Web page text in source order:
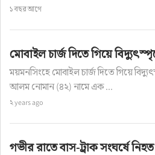
১ বছর আগে
মোবাইল চার্জ দিতে গিয়ে
ময়মনসিংহে মোবাইল চার্জ দিতে গিয়ে
আলম নোমান (৪২) নামে এক ...
২ years ago
গভীর রাতে বাস-ট্রাক সংঘর্ষে